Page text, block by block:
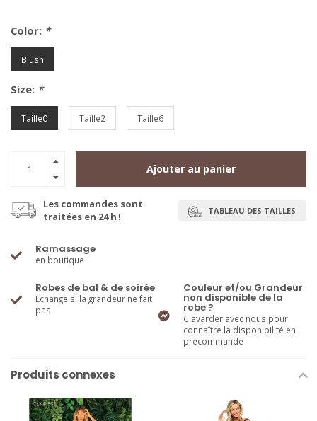
Color: *
Blush
Size: *
Taille0 Taille2 Taille6
Ajouter au panier
Les commandes sont
traitées en 24 h !
TABLEAU DES TAILLES
Ramassage
en boutique
Robes de bal & de soirée
Échange si la grandeur ne fait
pas
Couleur et/ou Grandeur
non disponible de la
robe ?
Clavarder avec nous pour
connaître la disponibilité en
précommande
Produits connexes